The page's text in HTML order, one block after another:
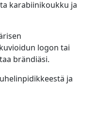
karabiinikoukku ja
logon tai
brändiäsi.
ja